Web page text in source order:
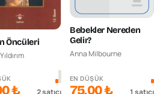
Öncüleri
₺ 2satıcı
Bebekler Nereden
Gelir?
Anna Milbourne
EN DÜŞÜK
75,00 ₺ 1 satıcı